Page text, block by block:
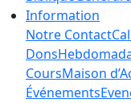
Information
Notre Contact
Dons
CoursMaison
Événements